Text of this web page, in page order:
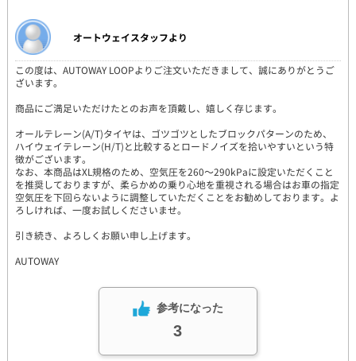
オートウェイスタッフより
この度は、AUTOWAY LOOPよりご注文いただきまして、誠にありがとうご
ざいます。
商品にご満足いただけたとのお声を頂戴し、嬉しく存じます。
オールテレーン(A/T)タイヤは、ゴツゴツとしたブロックパターンのため、
ハイウェイテレーン(H/T)と比較するとロードノイズを拾いやすいという特
徴がございます。
なお、本商品はXL規格のため、空気圧を260～290kPaに設定いただくこと
を推奨しておりますが、柔らかめの乗り心地を重視される場合はお車の指定
空気圧を下回らないように調整していただくことをお勧めしております。よ
ろしければ、一度お試しくださいませ。
引き続き、よろしくお願い申し上げます。
AUTOWAY
参考になった
3